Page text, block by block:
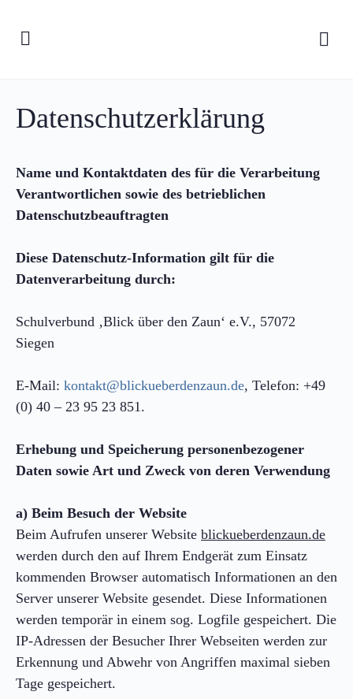
Datenschutzerklärung
Name und Kontaktdaten des für die Verarbeitung
Verantwortlichen sowie des betrieblichen
Datenschutzbeauftragten
Diese Datenschutz-Information gilt für die
Datenverarbeitung durch:
Schulverbund ‚Blick über den Zaun‘ e.V., 57072
Siegen
E-Mail: kontakt@blickueberdenzaun.de, Telefon: +49
(0) 40 – 23 95 23 851.
Erhebung und Speicherung personenbezogener
Daten sowie Art und Zweck von deren Verwendung
a) Beim Besuch der Website
Beim Aufrufen unserer Website blickueberdenzaun.de
werden durch den auf Ihrem Endgerät zum Einsatz
kommenden Browser automatisch Informationen an den
Server unserer Website gesendet. Diese Informationen
werden temporär in einem sog. Logfile gespeichert. Die
IP-Adressen der Besucher Ihrer Webseiten werden zur
Erkennung und Abwehr von Angriffen maximal sieben
Tage gespeichert.